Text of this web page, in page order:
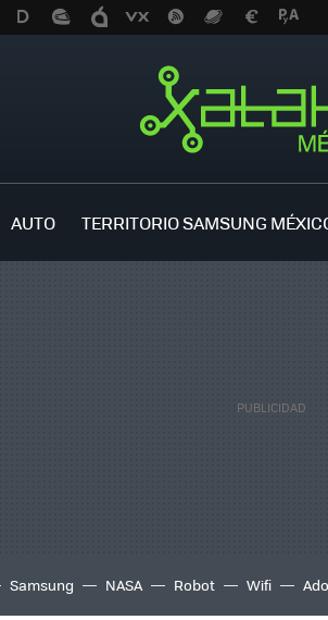
AUTO TERRITORIO SAMSUNG
Samsung NASA Robot Wifi